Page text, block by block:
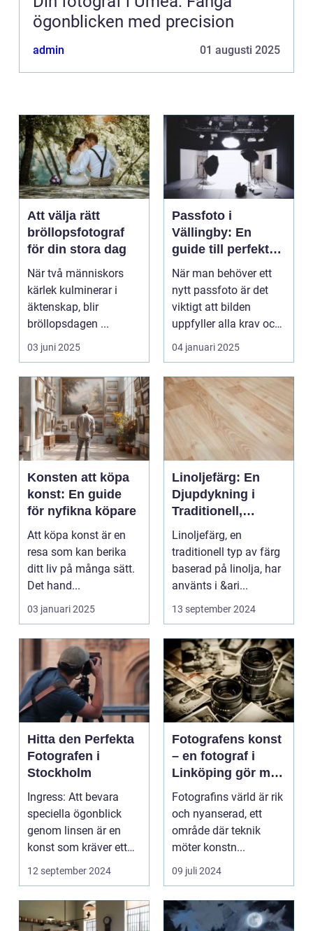
ögonblicken med precision
admin 01 augusti 2025
Att välja rätt
bröllopsfotograf
för din stora dag
När två människors
kärlek kulminerar i
äktenskap, blir
bröllopsdagen ...
03 juni 2025
Passfoto i
Vällingby: En
guide till perfekta
bilder
När man behöver ett
nytt passfoto är det
viktigt att bilden
uppfyller alla krav och
s...
04 januari 2025
Konsten att köpa
konst: En guide
för nyfikna köpare
Att köpa konst är en
resa som kan berika
ditt liv på många sätt.
Det hand...
03 januari 2025
Linoljefärg: En
Djupdykning i
Traditionell,
Naturlig och
Hållbar Målarfärg
Linoljefärg, en
traditionell typ av färg
baserad på linolja, har
använts i &ari...
13 september 2024
Hitta den Perfekta
Fotografen i
Stockholm
Ingress: Att bevara
speciella ögonblick
genom linsen är en
konst som kräver ett
tr&au...
12 september 2024
Fotografens konst
– en fotograf i
Linköping gör mer
än att bara trycka
på en knapp
Fotografins värld är rik
och nyanserad, ett
område där teknik
möter konstn...
09 juli 2024